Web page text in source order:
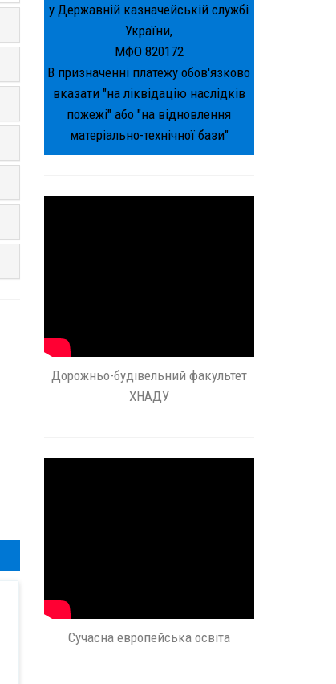
у Державній казначейській службі
України,
МФО 820172
В призначенні платежу обов'язково
вказати "на ліквідацію наслідків
пожежі" або "на відновлення
матеріально-технічної бази"
Дорожньо-будівельний факультет
ХНАДУ
Сучасна европейська освіта